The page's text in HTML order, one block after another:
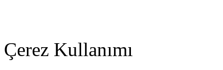
Çerez Kullanımı